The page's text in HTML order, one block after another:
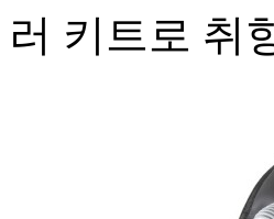
러 키트로 취